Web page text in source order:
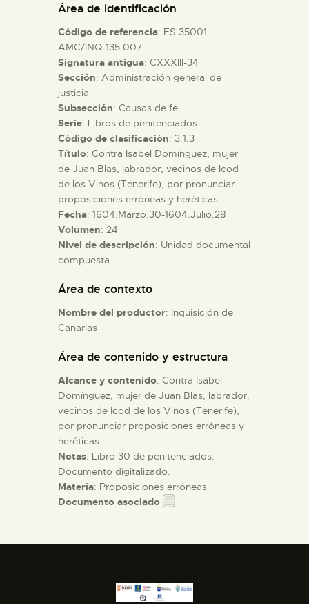
ESPAÑOL
PREPARAR LA VISITA
ACTIVIDADES
█
EL MUSEO
COLECCIONES
DIDÁCTICA
ESPAÑOL
Área de identificación
Código de referencia: ES 35001
AMC/INQ-135.007
Signatura antigua: CXXXIII-34
Sección: Administración general de
justicia
Subsección: Causas de fe
Serie: Libros de penitenciados
Código de clasificación: 3.1.3
Título: Contra Isabel Domínguez, mujer
de Juan Blas, labrador, vecinos de Icod
de los Vinos (Tenerife), por pronunciar
proposiciones erróneas y heréticas.
Fecha: 1604.Marzo.30-1604.Julio.28
Volumen: 24
Nivel de descripción: Unidad documental
compuesta
Área de contexto
Nombre del productor: Inquisición de
Canarias
Área de contenido y estructura
Alcance y contenido: Contra Isabel
Domínguez, mujer de Juan Blas, labrador,
vecinos de Icod de los Vinos (Tenerife),
por pronunciar proposiciones erróneas y
heréticas.
Notas: Libro 30 de penitenciados.
Documento digitalizado.
Materia: Proposiciones erróneas
Documento asociado